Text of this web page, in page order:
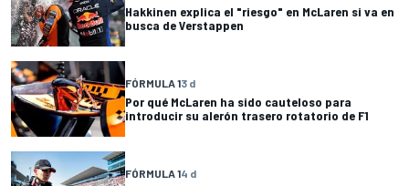
Hakkinen explica el "riesgo" en McLaren si va en
busca de Verstappen
FÓRMULA 13 d
Por qué McLaren ha sido cauteloso para
introducir su alerón trasero rotatorio de F1
FÓRMULA 14 d